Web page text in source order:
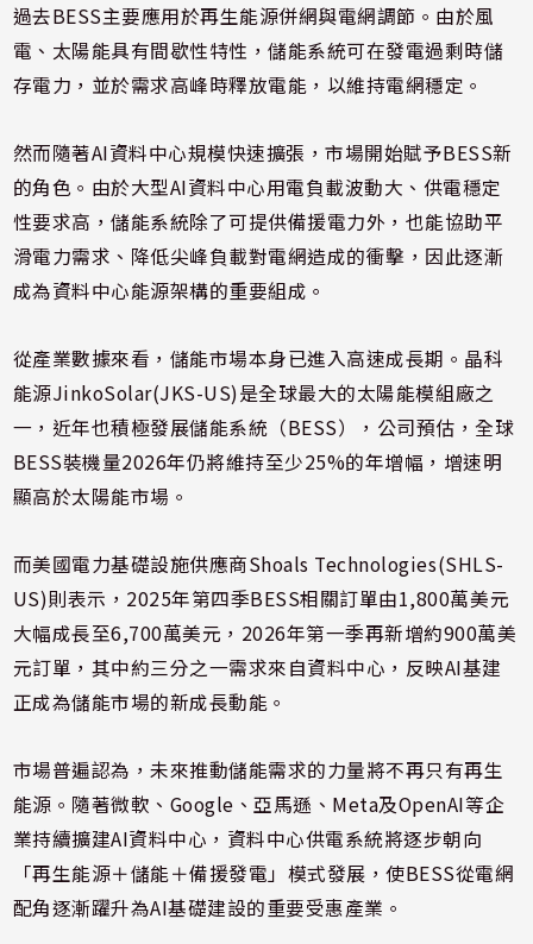
過去BESS主要應用於再生能源併網與電網調節。由於風
電、太陽能具有間歇性特性，儲能系統可在發電過剩時儲
存電力，並於需求高峰時釋放電能，以維持電網穩定。
然而隨著AI資料中心規模快速擴張，市場開始賦予BESS新
的角色。由於大型AI資料中心用電負載波動大、供電穩定
性要求高，儲能系統除了可提供備援電力外，也能協助平
滑電力需求、降低尖峰負載對電網造成的衝擊，因此逐漸
成為資料中心能源架構的重要組成。
從產業數據來看，儲能市場本身已進入高速成長期。晶科
能源JinkoSolar(JKS-US)是全球最大的太陽能模組廠之
一，近年也積極發展儲能系統（BESS），公司預估，全球
BESS裝機量2026年仍將維持至少25%的年增幅，增速明
顯高於太陽能市場。
而美國電力基礎設施供應商Shoals Technologies(SHLS-
US)則表示，2025年第四季BESS相關訂單由1,800萬美元
大幅成長至6,700萬美元，2026年第一季再新增約900萬美
元訂單，其中約三分之一需求來自資料中心，反映AI基建
正成為儲能市場的新成長動能。
市場普遍認為，未來推動儲能需求的力量將不再只有再生
能源。隨著微軟、Google、亞馬遜、Meta及OpenAI等企
業持續擴建AI資料中心，資料中心供電系統將逐步朝向
「再生能源＋儲能＋備援發電」模式發展，使BESS從電網
配角逐漸躍升為AI基礎建設的重要受惠產業。